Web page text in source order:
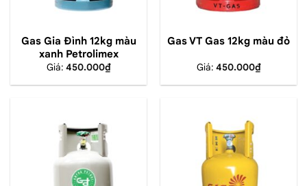
Gas Gia Đình 12kg màu
xanh Petrolimex
Giá: 450.000₫
Gas VT Gas 12kg màu đỏ
Giá: 450.000₫